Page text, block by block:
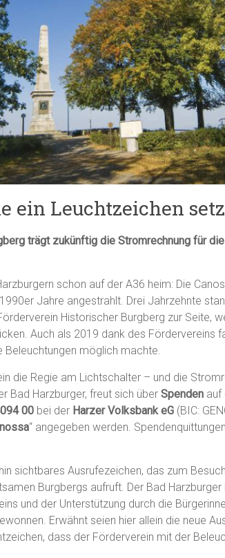
ein Leuchtzeichen
trägt zukünftig die Stromrechnung für
schon auf der A36 heim: Die
Jahre angestrahlt. Drei Jahrzehnte
Historischer Burgberg zur Seite,
Auch als 2019 dank des Fördervereins
Beleuchtungen möglich machte.
die Regie am Lichtschalter – und die
Bad Harzburger, freut sich über Spenden auf
00 bei der Harzer Volksbank eG (BIC:
“ angegeben werden.
sichtbares Ausrufezeichen, das zum
Burgbergs aufruft. Der Bad
und der Unterstützung durch die
Erwähnt seien hier allein die neue
dass der Förderverein mit der